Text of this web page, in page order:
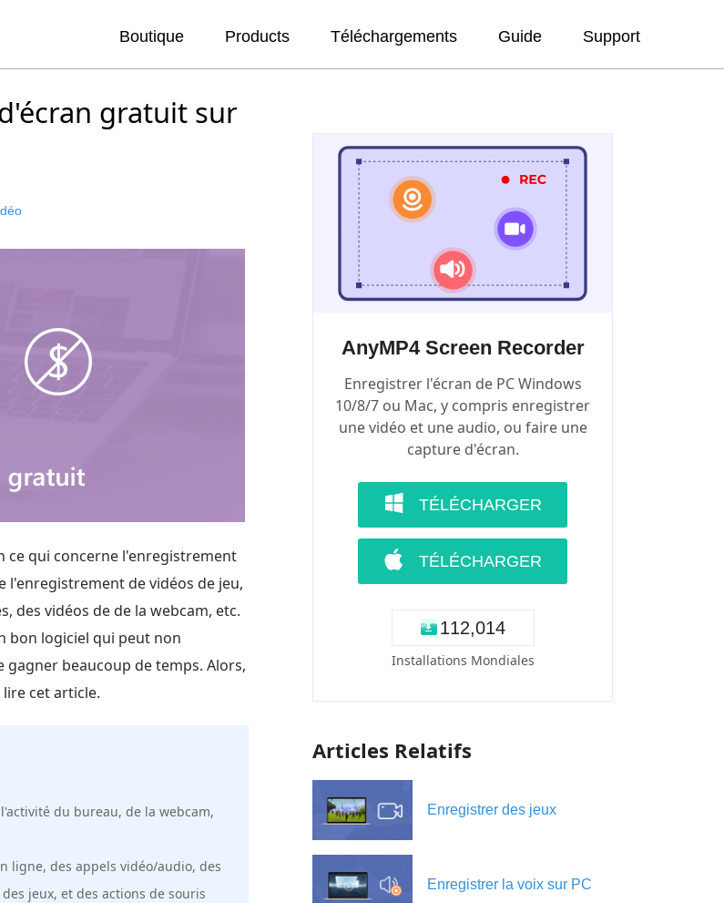
Boutique Products Téléchargements Guide Support
gratuit sur
ce qui concerne l'enregistrement
l'enregistrement de vidéos de jeu,
des vidéos de de la webcam, etc.
bon logiciel qui peut non
beaucoup de temps. Alors,
lire cet article.
du bureau, de la webcam,
ligne, des appels vidéo/audio, des
jeux, et des actions de souris
AnyMP4 Screen Recorder
Enregistrer l'écran de PC Windows
10/8/7 ou Mac, y compris enregistrer
une vidéo et une audio, ou faire une
capture d'écran.
TÉLÉCHARGER
TÉLÉCHARGER
112,014
Installations Mondiales
Articles Relatifs
Enregistrer des jeux
Enregistrer la voix sur PC